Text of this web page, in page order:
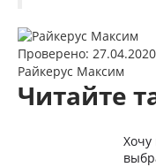
Проверено: 27.04.2020
Райкерус Максим
Читайте
Хочу